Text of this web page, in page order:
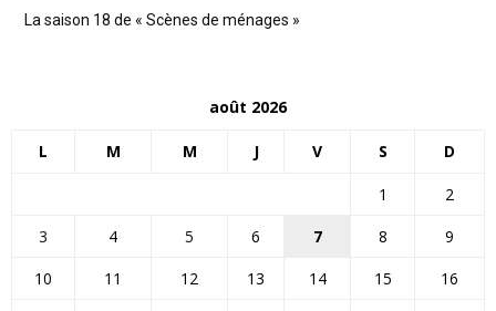
La saison 18 de « Scènes de ménages »
août 2026
L M M J V S D
1
2
3
4 5 6 7 8
9
10
11 12 13 14 15
16